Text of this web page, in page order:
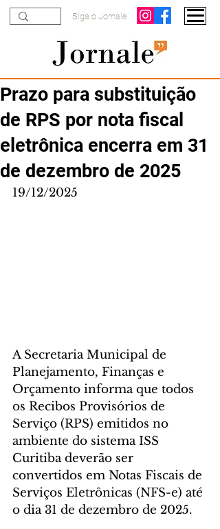
Siga o Jornale
Prazo para substituição
de RPS por nota fiscal
eletrônica encerra em 31
de dezembro de 2025
19/12/2025
A Secretaria Municipal de
Planejamento, Finanças e
Orçamento informa que todos
os Recibos Provisórios de
Serviço (RPS) emitidos no
ambiente do sistema ISS
Curitiba deverão ser
convertidos em Notas Fiscais de
Serviços Eletrônicas (NFS-e) até
o dia 31 de dezembro de 2025.